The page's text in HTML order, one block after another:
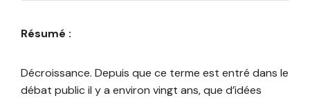
Résumé :
Décroissance. Depuis que ce terme est entré dans le
débat public il y a environ vingt ans, que d’idées